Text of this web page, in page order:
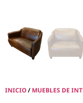
INICIO/ MUEBLES DE